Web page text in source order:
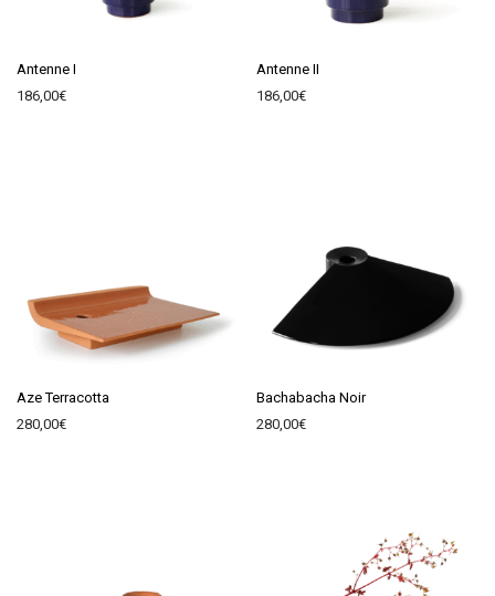
Antenne I
186,00€
Antenne II
186,00€
Aze Terracotta
280,00€
Bachabacha Noir
280,00€